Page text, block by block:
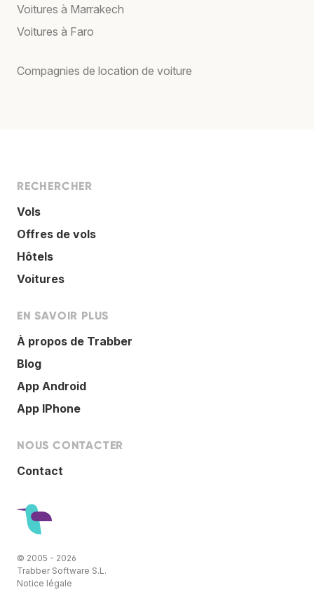
Voitures à Marrakech
Voitures à Faro
Compagnies de location de voiture
RECHERCHER
Vols
Offres de vols
Hôtels
Voitures
EN SAVOIR PLUS
À propos de Trabber
Blog
App Android
App IPhone
NOUS CONTACTER
Contact
© 2005 - 2026
Trabber Software S.L.
Notice légale